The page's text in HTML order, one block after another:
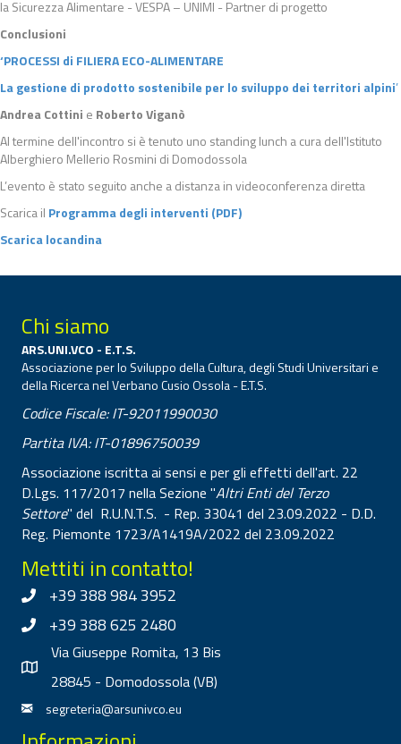
la Sicurezza Alimentare - VESPA – UNIMI - Partner di progetto
Conclusioni
‘PROCESSI di FILIERA ECO-ALIMENTARE
La gestione di prodotto sostenibile per lo sviluppo dei territori alpini’
Andrea Cottini e Roberto Viganò
Al termine dell'incontro si è tenuto uno standing lunch a cura dell'Istituto
Alberghiero Mellerio Rosmini di Domodossola
L’evento è stato seguito anche a distanza in videoconferenza diretta
Scarica il Programma degli interventi (PDF)
Scarica locandina
Chi siamo
ARS.UNI.VCO - E.T.S.
Associazione per lo Sviluppo della Cultura, degli Studi Universitari e
della Ricerca nel Verbano Cusio Ossola - E.T.S.
Codice Fiscale: IT-92011990030
Partita IVA: IT-01896750039
Associazione iscritta ai sensi e per gli effetti dell'art. 22
D.Lgs. 117/2017 nella Sezione "Altri Enti del Terzo
Settore" del R.U.N.T.S. - Rep. 33041 del 23.09.2022 - D.D.
Reg. Piemonte 1723/A1419A/2022 del 23.09.2022
Mettiti in contatto!
+39 388 984 3952
+39 388 625 2480
Via Giuseppe Romita, 13 Bis
28845 - Domodossola (VB)
segreteria@arsunivco.eu